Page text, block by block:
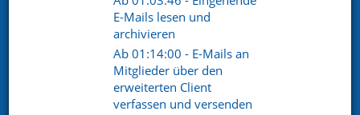
E-Mails lesen und
archivieren
Ab 01:14:00 - E-Mails an
Mitglieder über den
erweiterten Client
verfassen und versenden